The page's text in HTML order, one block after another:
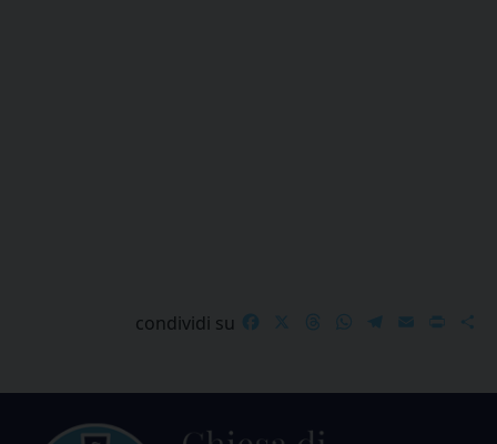
condividi su FacebookThreadsWhatsApp
Telegram
EmailPrint